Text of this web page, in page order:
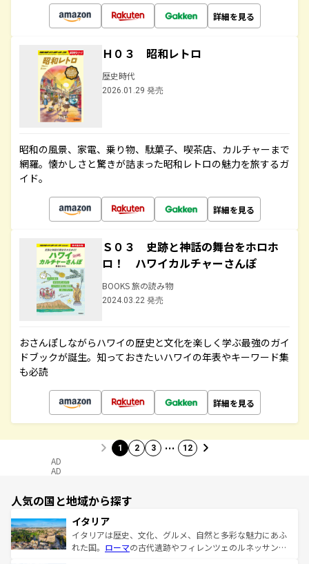
詳細を見る
Ｈ０３ 昭和レトロ
歴史時代
2026.01.29 発売
昭和の風景、家電、乗り物、駄菓子、喫茶店、カルチャーまで
網羅。懐かしさと驚きが詰まった昭和レトロの魅力を旅するガ
イド。
詳細を見る
Ｓ０３ 史跡と神話の舞台をホロホ
ロ！ ハワイカルチャーさんぽ
BOOKS 旅の読み物
2024.03.22 発売
おさんぽしながらハワイの歴史と文化を楽しく学ぶ最強のガイ
ドブックが誕生。知っておきたいハワイの年表やキーワード集
も必読
詳細を見る
1 2 3 … 12
AD
AD
人気の国と地域から探す
イタリア
イタリアは歴史、文化、グルメ、自然と多彩な魅力にあふ
れた国。 ローマの古代遺跡やフィレンツェのルネッサンス